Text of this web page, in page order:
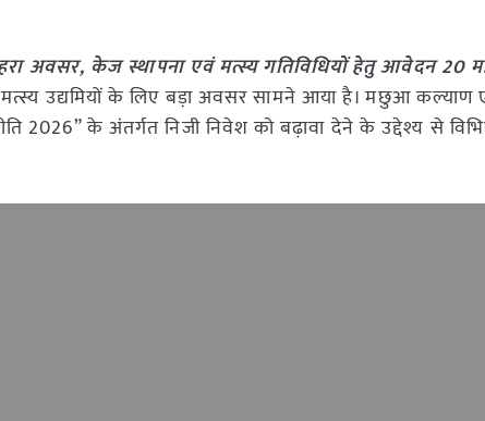
अवसर, केज स्थापना एवं मत्स्य गतिविधियों हेतु आवेदन 20
उद्यमियों के लिए बड़ा अवसर सामने आया है। मछुआ कल्याण
2026” के अंतर्गत निजी निवेश को बढ़ावा देने के उद्देश्य से